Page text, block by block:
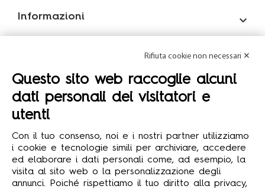
Informazioni 

Mondo Formula12 
© 2026 Formula12 S.r.l.
Soggetta dir. coord. Assist Group S.r.l. - Sede legale: via
Conti 7, 42020 San Polo d’Enza (RE) - Capitale sociale i.v.
€ 10.000,00 - Partita IVA, Codice Fiscale e N. Registro
Imprese: 02788950356 - Tutti i diritti riservati.
Rifiuta cookie non necessari ✕
Questo sito web raccoglie alcuni
dati personali dei visitatori e
utenti
Con il tuo consenso, noi e i nostri partner utilizziamo
i cookie e tecnologie simili per archiviare, accedere
ed elaborare i dati personali come, ad esempio, la
visita al sito web o la personalizzazione degli
annunci. Poiché rispettiamo il tuo diritto alla privacy,